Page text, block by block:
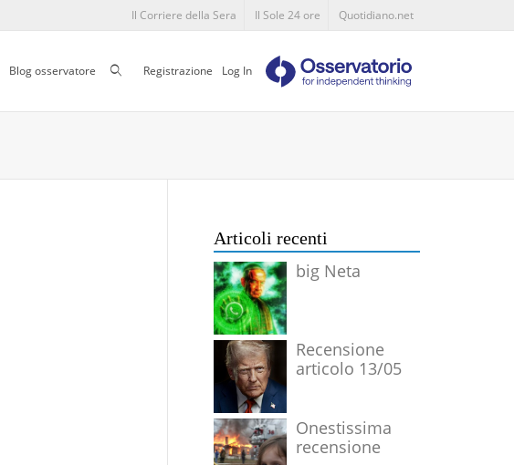
Il Corriere della Sera Il Sole 24 ore Quotidiano.net
Blog osservatore CercaRegistrazione Log In
Articoli recenti
big Neta
Recensione
articolo 13/05
Onestissima
recensione